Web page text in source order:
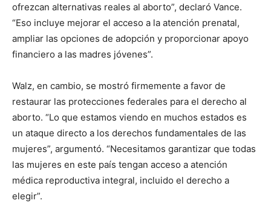
ofrezcan alternativas reales al aborto”, declaró Vance.
“Eso incluye mejorar el acceso a la atención prenatal,
ampliar las opciones de adopción y proporcionar apoyo
financiero a las madres jóvenes”.
Walz, en cambio, se mostró firmemente a favor de
restaurar las protecciones federales para el derecho al
aborto. “Lo que estamos viendo en muchos estados es
un ataque directo a los derechos fundamentales de las
mujeres”, argumentó. “Necesitamos garantizar que todas
las mujeres en este país tengan acceso a atención
médica reproductiva integral, incluido el derecho a
elegir”.